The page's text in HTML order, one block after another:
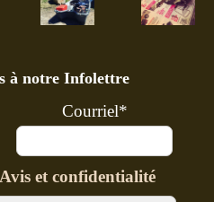
à notre Infolettre
Courriel*
et confidentialité